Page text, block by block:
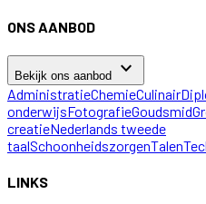
ONS AANBOD
Bekijk ons aanbod keyboard_arrow_down
AdministratieChemieCulinair
onderwijsFotografieGoudsmid
creatieNederlands tweede
taalSchoonheidszorgenTalen
LINKS